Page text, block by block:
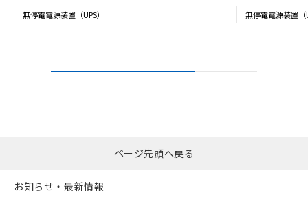
無停電電源装置（UPS） 無停電電源装置（
ページ先頭へ戻る
お知らせ・最新情報